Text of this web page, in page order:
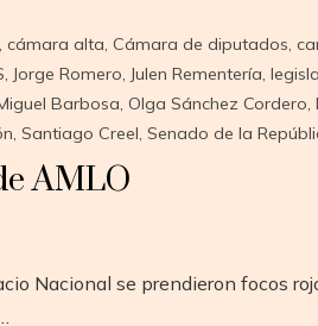
, cámara alta, Cámara de diputados,
, Jorge Romero, Julen Rementería,
Barbosa, Olga Sánchez Cordero,
, Santiago Creel, Senado de la
AMLO
Nacional se prendieron focos